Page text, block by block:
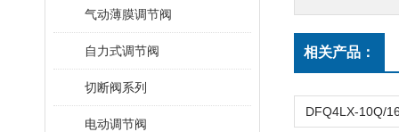
气动薄膜调节阀
自力式调节阀
切断阀系列
电动调节阀
相关产品：